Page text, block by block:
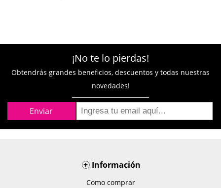
¡No te lo pierdas!
Obtendrás grandes beneficios, descuentos y todas nuestras
novedades!
+Información
Como comprar